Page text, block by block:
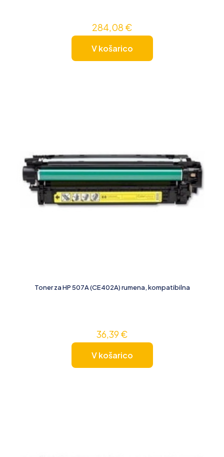
284,08 €
V košarico
Toner za HP 507A (CE402A) rumena, kompatibilna
36,39€
V košarico